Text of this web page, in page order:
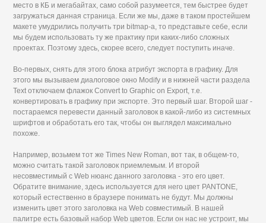
место в КБ и мегабайтах, само собой разумеется, тем быстрее будет
загружаться данная страница. Если же мы, даже в таком простейшем
макете умудрились получить три bitmap-а, то представьте себе, если
мы будем использовать ту же практику при каких-либо сложных
проектах. Поэтому здесь, скорее всего, следует поступить иначе.
Во-первых, снять для этого блока атрибут экспорта в графику. Для
этого мы вызываем диалоговое окно Modify и в нижней части раздела
Text отключаем флажок Convert to Graphic on Export, т.е.
конвертировать в графику при экспорте. Это первый шаг. Второй шаг -
постараемся перевести данный заголовок в какой-либо из системных
шрифтов и обработать его так, чтобы он выглядел максимально
похоже.
Например, возьмем тот же Times New Roman, вот так, в общем-то,
можно считать такой заголовок приемлемым. И второй
несовместимый с Web нюанс данного заголовка - это его цвет.
Обратите внимание, здесь используется для него цвет PANTONE,
который естественно в браузере понимать не будут. Мы должны
изменить цвет этого заголовка на Web совместимый. В нашей
палитре есть базовый набор Web цветов. Если он нас не устроит, мы